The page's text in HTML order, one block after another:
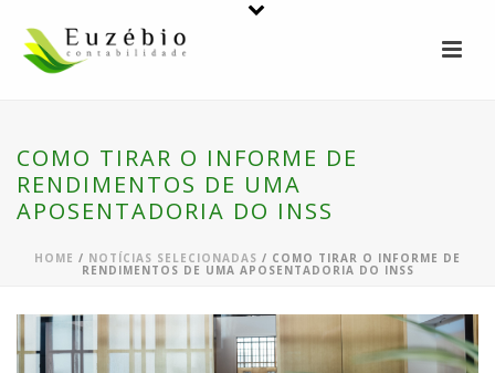
COMO TIRAR O INFORME DE
RENDIMENTOS DE UMA
APOSENTADORIA DO INSS
HOME / NOTÍCIAS SELECIONADAS / COMO TIRAR O INFORME DE
RENDIMENTOS DE UMA APOSENTADORIA DO INSS